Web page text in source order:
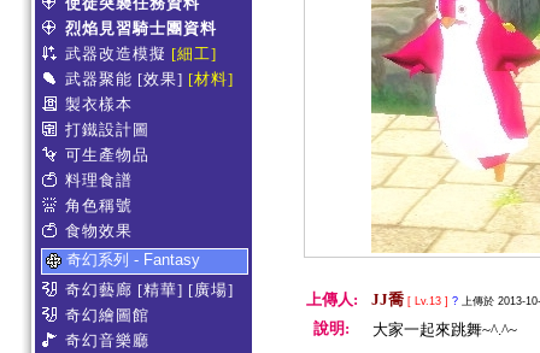
烈焰見習騎士團資料
武器改造模擬 [細工]
武器聚能 [效果] [材料]
製衣樣本
打鐵設計圖
可生產物品
料理食譜
角色稱號
食物效果
奇幻系列 - Fantasy
奇幻藝廊 [精華] [廣場]
奇幻繪圖館
奇幻音樂廳
上傳人: JJ喬 [ Lv.13 ] ? 上傳於 2013-
說明: 大家一起來跳舞~^.^~